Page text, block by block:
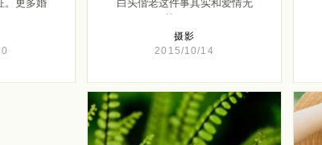
。更多婚
白头偕老这件事其实和爱情无
摄影
2015/10/14